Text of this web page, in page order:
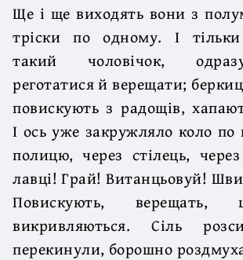
Ще і ще виходять вони з
тріски по одному. І
такий чоловічок,
реготатися й верещати;
повискують з радощів,
І ось уже закружляло коло по
полицю, через стілець,
лавці! Грай! Витанцьовуй!
Повискують, верещать,
викривляються. Сіль
перекинули, борошно